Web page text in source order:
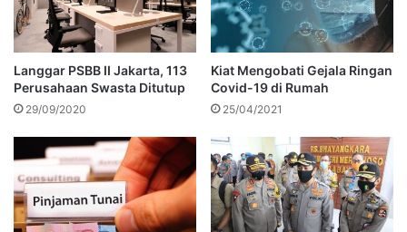
Langgar PSBB II Jakarta, 113
Perusahaan Swasta Ditutup
29/09/2020
Kiat Mengobati Gejala Ringan
Covid-19 di Rumah
25/04/2021